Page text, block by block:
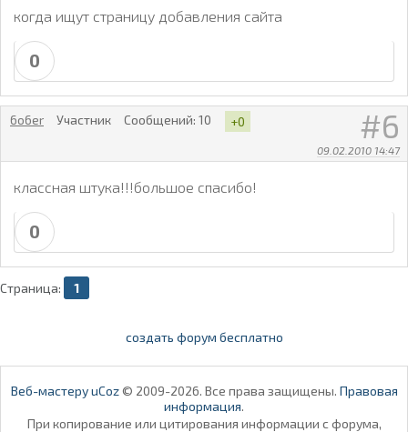
когда ищут страницу добавления сайта
0
6
09.02.2010 14:47
6o6er Участник Сообщений: 10 +0
классная штука!!!большое спасибо!
0
Страница: 1
создать форум бесплатно
Веб-мастеру uCoz© 2009-2026. Все права защищены. Правовая
информация.
При копирование или цитирования информации с форума,